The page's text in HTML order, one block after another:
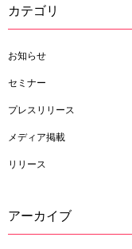
カテゴリ
お知らせ
セミナー
プレスリリース
メディア掲載
リリース
アーカイブ